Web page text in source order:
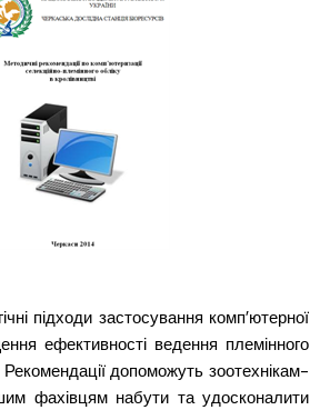
підходи застосування комп’ютерної
ефективності ведення племінного
Рекомендації допоможуть зоотехнікам-
фахівцям набути та удосконалити